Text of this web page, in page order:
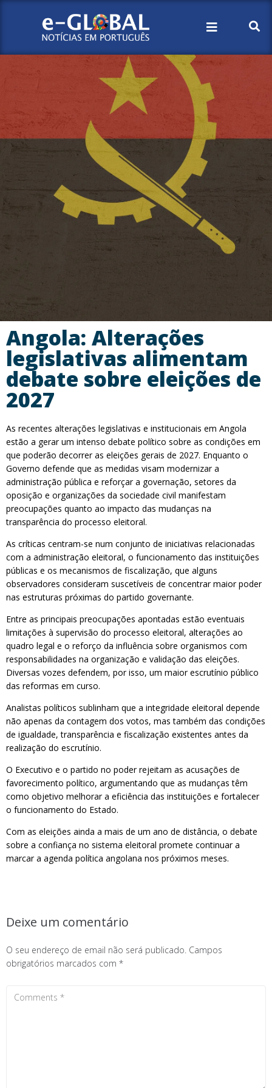
Angola: Alterações
legislativas alimentam
debate sobre eleições de
2027
As recentes alterações legislativas e institucionais em Angola
estão a gerar um intenso debate político sobre as condições em
que poderão decorrer as eleições gerais de 2027. Enquanto o
Governo defende que as medidas visam modernizar a
administração pública e reforçar a governação, setores da
oposição e organizações da sociedade civil manifestam
preocupações quanto ao impacto das mudanças na
transparência do processo eleitoral.
As críticas centram-se num conjunto de iniciativas relacionadas
com a administração eleitoral, o funcionamento das instituições
públicas e os mecanismos de fiscalização, que alguns
observadores consideram suscetíveis de concentrar maior poder
nas estruturas próximas do partido governante.
Entre as principais preocupações apontadas estão eventuais
limitações à supervisão do processo eleitoral, alterações ao
quadro legal e o reforço da influência sobre organismos com
responsabilidades na organização e validação das eleições.
Diversas vozes defendem, por isso, um maior escrutínio público
das reformas em curso.
Analistas políticos sublinham que a integridade eleitoral depende
não apenas da contagem dos votos, mas também das condições
de igualdade, transparência e fiscalização existentes antes da
realização do escrutínio.
O Executivo e o partido no poder rejeitam as acusações de
favorecimento político, argumentando que as mudanças têm
como objetivo melhorar a eficiência das instituições e fortalecer
o funcionamento do Estado.
Com as eleições ainda a mais de um ano de distância, o debate
sobre a confiança no sistema eleitoral promete continuar a
marcar a agenda política angolana nos próximos meses.
Deixe um comentário
O seu endereço de email não será publicado. Campos
obrigatórios marcados com *